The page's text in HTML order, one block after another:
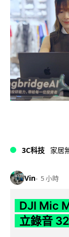
3C科技 家居
Vin 5 小時
DJI Mic
立錄音